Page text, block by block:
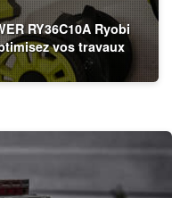
RY36C10A Ryobi
vos travaux